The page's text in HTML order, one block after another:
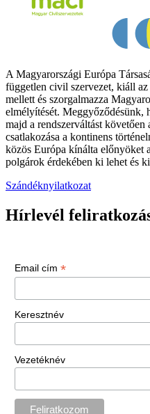
A Magyarországi Európa
független civil szervezet, kiáll
mellett és szorgalmazza
elmélyítését. Meggyőződésünk,
majd a rendszerváltást
csatlakozása a kontinens
közös Európa kínálta előnyöket
polgárok érdekében ki lehet és
Szándéknyilatkozat
Hírlevél
Email cím *
Keresztnév
Vezetéknév